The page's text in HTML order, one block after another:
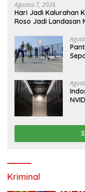
Agustus 7, 2026
Hari Jadi Kalurahan
Roso Jadi Landasan
Kriminal